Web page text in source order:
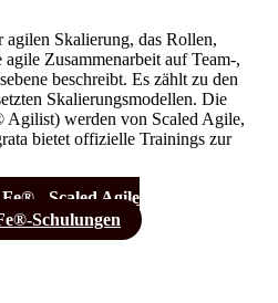
Skalierung, das Rollen,
Zusammenarbeit auf Team-,
beschreibt. Es zählt zu den
Skalierungsmodellen. Die
werden von Scaled Agile,
bietet offizielle Trainings zur
- Scaled Agile
Schulungen